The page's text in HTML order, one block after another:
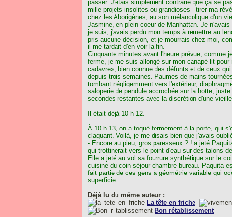
passer. J'étais simplement contrarié que ça se
mille projets insolites ou grandioses : tirer ma
chez les Aborigènes, au son mélancolique d'un
Jasmine, en plein coeur de Manhattan. Je
je suis, j'avais perdu mon temps à remettre au
pris aucune décision, et je mourrais chez moi,
il me tardait d'en voir la fin.
Cinquante minutes avant l'heure prévue, comme
ferme, je me suis allongé sur mon canapé-lit
cadavre», bien connue des défunts et de ceux
depuis trois semaines. Paumes de mains
tombant négligemment vers l'extérieur,
saloperie de pendule accrochée sur la hotte,
secondes restantes avec la discrétion d'une
Il était déjà 10 h 12.
À 10 h 13, on a toqué fermement à la porte, qui
claquant. Voilà, je me disais bien que j'avais
- Encore au pieu, gros paresseux ? ! a jeté
qui trottinerait vers le point d'eau sur des talons
Elle a jeté au vol sa fourrure synthétique sur le
cuisine du coin séjour-chambre-bureau. Paquita
fait partie de ces gens à géométrie variable qui
superficie.
Déjà lu du même auteur :
La tête en friche
Bon rétablissement